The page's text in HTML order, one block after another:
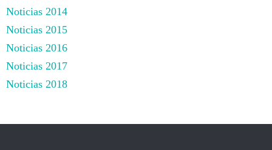
Noticias 2014
Noticias 2015
Noticias 2016
Noticias 2017
Noticias 2018